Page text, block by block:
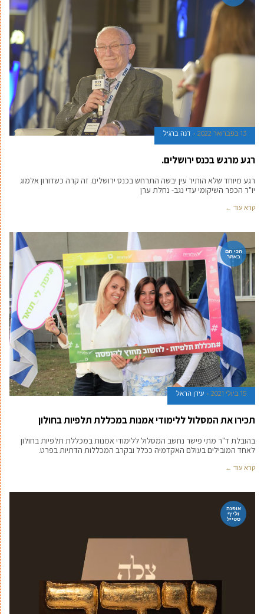
13 בפברואר 2022 דנה ברגיל
רגע מרגש בכנס ירושלים.
רגע מיוחד שלא הותיר עין יבשה התרחש בכנס ירושלים. זה קרה כשדורון אלמוג
יו"ר הכפר השיקומי עדי נגב- נחלת ערן
קרא עוד ←
הכי חם
באתר
15 ביולי 2021 עידן הראל
תכירו את המסלול ללימודי אמנות במכללת תלפיות בחולון
בהובלת ד"ר מתי פישר נחשב המסלול ללימודי אמנות במכללת תלפיות בחולון
לאחד המובילים בעולם האקדמיה ככלל ובקרב המכללות הדתיות בפרט.
קרא עוד ←
אופנה
ולייף
סטייל